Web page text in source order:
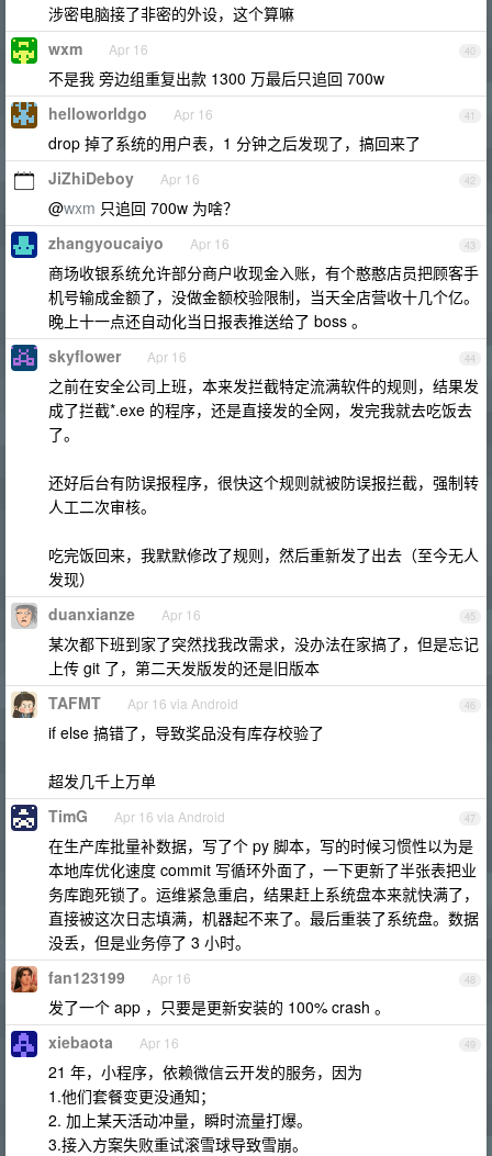
涉密电脑接了非密的外设，这个算嘛
40
wxm Apr 16
不是我 旁边组重复出款 1300 万最后只追回 700w
41
helloworldgo Apr 16
drop 掉了系统的用户表，1 分钟之后发现了，搞回来了
42
JiZhiDeboy Apr 16
@wxm 只追回 700w 为啥？
43
zhangyoucaiyo Apr 16
商场收银系统允许部分商户收现金入账，有个憨憨店员把顾客手
机号输成金额了，没做金额校验限制，当天全店营收十几个亿。
晚上十一点还自动化当日报表推送给了 boss 。
44
skyflower Apr 16
之前在安全公司上班，本来发拦截特定流满软件的规则，结果发
成了拦截*.exe 的程序，还是直接发的全网，发完我就去吃饭去
了。
还好后台有防误报程序，很快这个规则就被防误报拦截，强制转
人工二次审核。
吃完饭回来，我默默修改了规则，然后重新发了出去（至今无人
发现）
45
duanxianze Apr 16
某次都下班到家了突然找我改需求，没办法在家搞了，但是忘记
上传 git 了，第二天发版发的还是旧版本
46
TAFMT Apr 16 via Android
if else 搞错了，导致奖品没有库存校验了
超发几千上万单
47
TimG Apr 16 via Android
在生产库批量补数据，写了个 py 脚本，写的时候习惯性以为是
本地库优化速度 commit 写循环外面了，一下更新了半张表把业
务库跑死锁了。运维紧急重启，结果赶上系统盘本来就快满了，
直接被这次日志填满，机器起不来了。最后重装了系统盘。数据
没丢，但是业务停了 3 小时。
48
fan123199 Apr 16
发了一个 app ，只要是更新安装的 100% crash 。
49
xiebaota Apr 16
21 年，小程序，依赖微信云开发的服务，因为
1.他们套餐变更没通知；
2. 加上某天活动冲量，瞬时流量打爆。
3.接入方案失败重试滚雪球导致雪崩。